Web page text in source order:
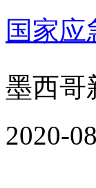
国家应
墨西哥
2020-